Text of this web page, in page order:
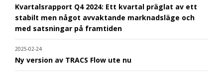
Kvartalsrapport Q4 2024: Ett kvartal präglat av ett
stabilt men något avvaktande marknadsläge och
med satsningar på framtiden
2025-02-24
Ny version av TRACS Flow ute nu